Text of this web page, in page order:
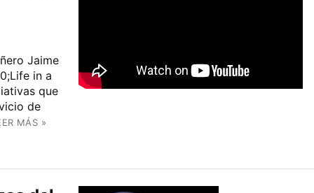
Jaime
in a
que
de
MÁS »